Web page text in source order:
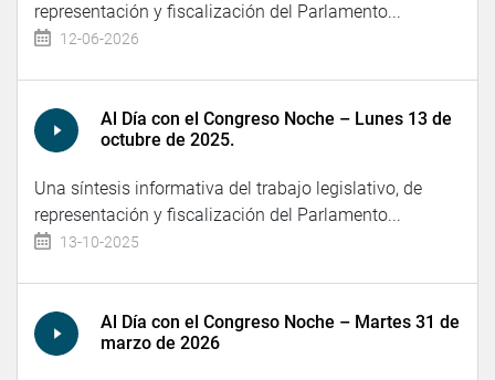
representación y fiscalización del Parlamento...
12-06-2026
Al Día con el Congreso Noche – Lunes 13 de
octubre de 2025.
Una síntesis informativa del trabajo legislativo, de
representación y fiscalización del Parlamento...
13-10-2025
Al Día con el Congreso Noche – Martes 31 de
marzo de 2026